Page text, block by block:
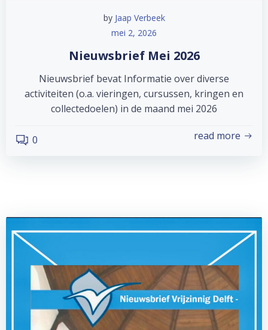
by Jaap Verbeek
mei 2, 2026
Nieuwsbrief Mei 2026
Nieuwsbrief bevat Informatie over diverse
activiteiten (o.a. vieringen, cursussen, kringen en
collectedoelen) in de maand mei 2026
0 read more